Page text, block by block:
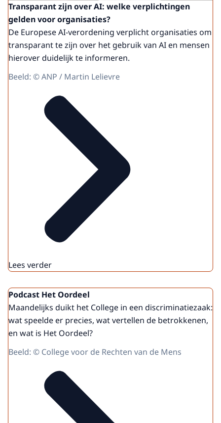
Transparant zijn over AI: welke verplichtingen
gelden voor organisaties?
De Europese AI-verordening verplicht organisaties om
transparant te zijn over het gebruik van AI en mensen
hierover duidelijk te informeren.
Beeld: © ANP / Martin Lelievre
Lees verder
Podcast Het Oordeel
Maandelijks duikt het College in een discriminatiezaak:
wat speelde er precies, wat vertellen de betrokkenen,
en wat is Het Oordeel?
Beeld: © College voor de Rechten van de Mens